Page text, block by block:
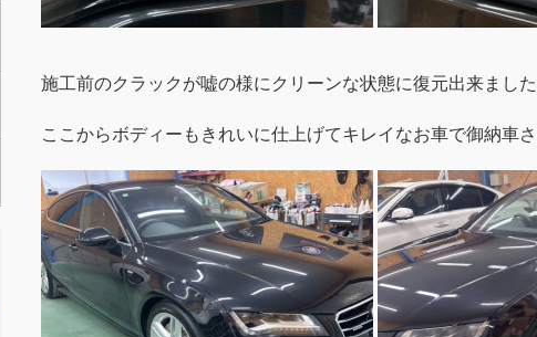
施工前のクラックが嘘の様にクリーンな状態に復元出来まし
ここからボディーもきれいに仕上げてキレイなお車で御納車